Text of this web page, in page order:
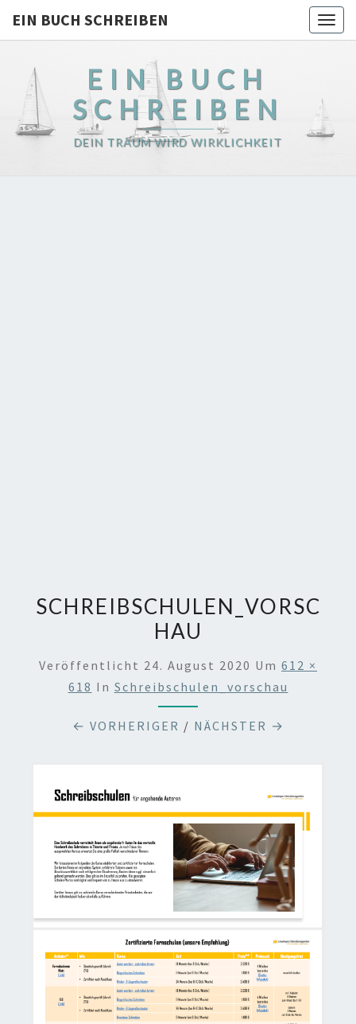
EIN BUCH SCHREIBEN
EIN BUCH
SCHREIBEN
DEIN TRAUM WIRD WIRKLICHKEIT
SCHREIBSCHULEN_VORSC
HAU
Veröffentlicht 24. August 2020 Um 612 ×
618 In Schreibschulen_vorschau
← VORHERIGER / NÄCHSTER →